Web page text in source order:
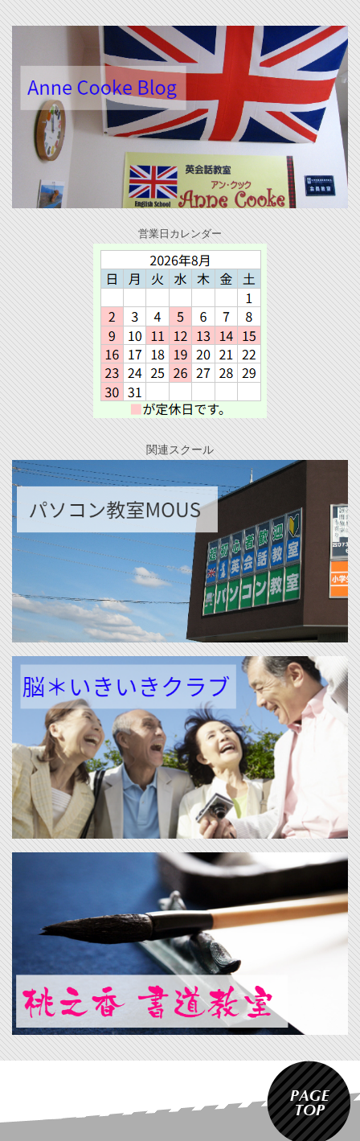
営業日カレンダー
関連スクール